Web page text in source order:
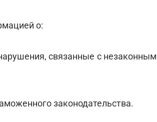
о:
связанные с незаконным
законодательства.